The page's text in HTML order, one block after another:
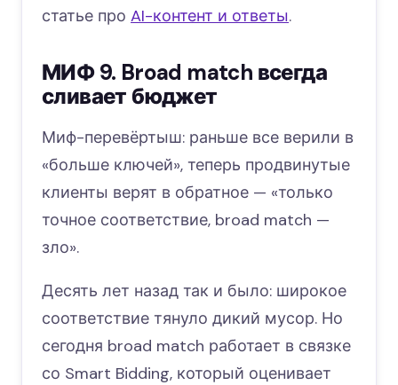
статье про AI-контент и ответы.
МИФ 9. Broad match всегда
сливает бюджет
Миф-перевёртыш: раньше все верили в
«больше ключей», теперь продвинутые
клиенты верят в обратное — «только
точное соответствие, broad match —
зло».
Десять лет назад так и было: широкое
соответствие тянуло дикий мусор. Но
сегодня broad match работает в связке
со Smart Bidding, который оценивает